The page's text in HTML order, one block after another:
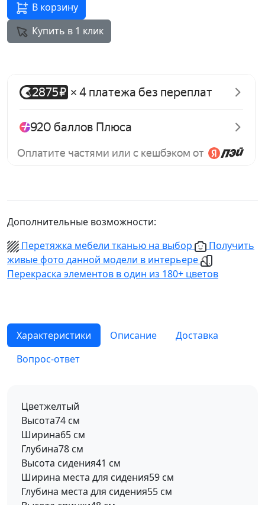
В корзину
Купить в 1 клик
Дополнительные возможности:
Перетяжка мебели тканью на выбор
Получить
живые фото данной модели в интерьере
Перекраска элементов в один из 180+ цветов
Характеристики Описание
Доставка
Вопрос-ответ
Цветжелтый
Высота74 см
Ширина65 см
Глубина78 см
Высота сидения41 см
Ширина места для сидения59 см
Глубина места для сидения55 см